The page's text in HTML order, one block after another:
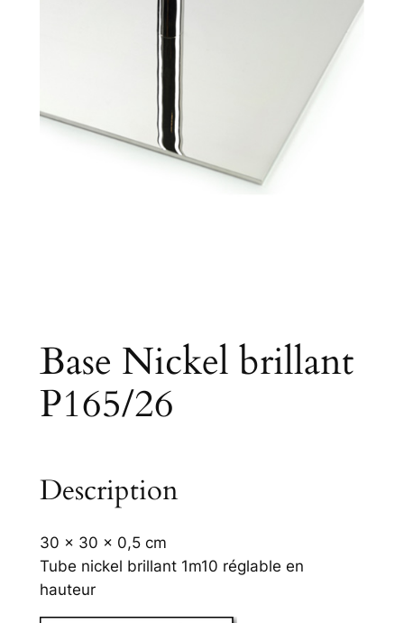
Base Nickel brillant
P165/26
Description
30 x 30 x 0,5 cm
Tube nickel brillant 1m10 réglable en
hauteur